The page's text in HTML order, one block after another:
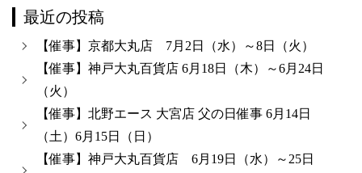
カ
イ
ブ
最近の投稿
【催事】京都大丸店 7月2日（水）～8日（火）
【催事】神戸大丸百貨店 6月18日（木）～6月24日
（火）
【催事】北野エース 大宮店 父の日催事 6月14日
（土）6月15日（日）
【催事】神戸大丸百貨店 6月19日（水）～25日